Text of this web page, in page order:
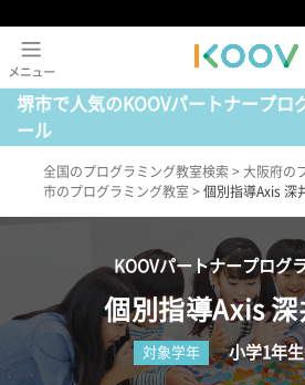
堺市で人気のKOOVパートナープロ
ール
全国のプログラミング教室検索 > 大阪府の
市のプログラミング教室 > 個別指導Axis 深
KOOVパートナープログ
個別指導Axis 深
対象学年 小学1年